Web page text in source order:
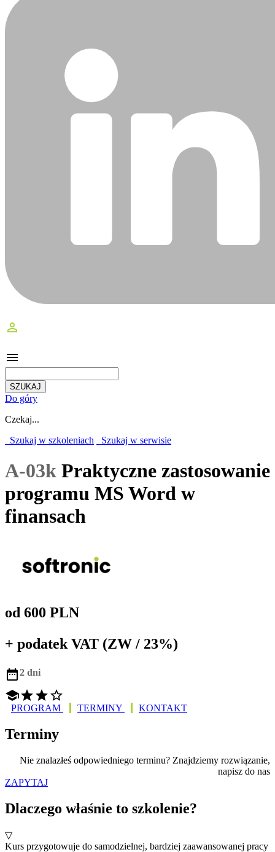
perm_identity
menu
Do góry
Czekaj...
Szukaj w szkoleniach
Szukaj w serwisie
A-03k Praktyczne zastosowanie
programu MS Word w
finansach
od 600 PLN
+ podatek VAT (ZW / 23%)
2 dni

PROGRAM TERMINY KONTAKT
Terminy
Nie znalazłeś odpowiedniego terminu? Znajdziemy rozwiązanie,
napisz do nas
ZAPYTAJ
Dlaczego właśnie to szkolenie?
▽
Kurs przygotowuje do samodzielnej, bardziej zaawansowanej pracy